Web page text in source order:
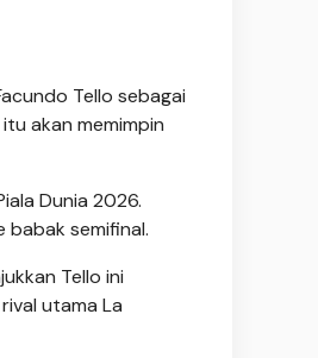
Tello sebagai
akan memimpin
Dunia 2026.
semifinal.
Tello ini
utama La